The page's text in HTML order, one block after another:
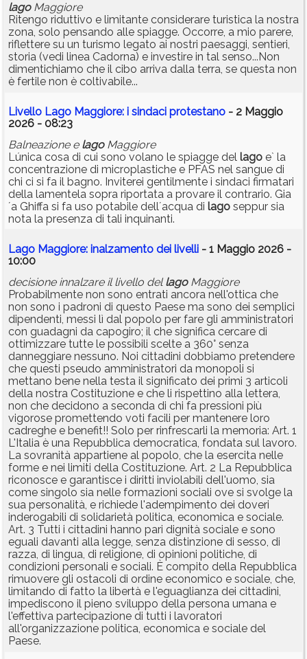
lagoMaggiore
Ritengo riduttivo e limitante considerare turistica la nostra
zona, solo pensando alle spiagge. Occorre, a mio parere,
riflettere su un turismo legato ai nostri paesaggi, sentieri,
storia (vedi linea Cadorna) e investire in tal senso...Non
dimentichiamo che il cibo arriva dalla terra, se questa non
è fertile non è coltivabile...
Livello Lago Maggiore: i sindaci protestano - 2 Maggio
2026 - 08:23
Balneazione e lagoMaggiore
Lúnica cosa di cui sono volano le spiagge del lago e` la
concentrazione di microplastiche e PFAS nel sangue di
chi ci si fa il bagno. Inviterei gentilmente i sindaci firmatari
della lamentela sopra riportata a provare il contrario. Gia
´a Ghiffa si fa uso potabile dell´acqua di lago seppur sia
nota la presenza di tali inquinanti.
Lago Maggiore: inalzamento dei livelli - 1 Maggio 2026 -
10:00
decisione innalzare il livello dellagoMaggiore
Probabilmente non sono entrati ancora nell'ottica che
non sono i padroni di questo Paese ma sono dei semplici
dipendenti, messi lì dal popolo per fare gli amministratori
con guadagni da capogiro; il che significa cercare di
ottimizzare tutte le possibili scelte a 360° senza
danneggiare nessuno. Noi cittadini dobbiamo pretendere
che questi pseudo amministratori da monopoli si
mettano bene nella testa il significato dei primi 3 articoli
della nostra Costituzione e che li rispettino alla lettera,
non che decidono a seconda di chi fa pressioni più
vigorose promettendo voti facili per mantenere loro
cadreghe e benefit!! Solo per rinfrescarli la memoria: Art. 1
L'Italia è una Repubblica democratica, fondata sul lavoro.
La sovranità appartiene al popolo, che la esercita nelle
forme e nei limiti della Costituzione. Art. 2 La Repubblica
riconosce e garantisce i diritti inviolabili dell'uomo, sia
come singolo sia nelle formazioni sociali ove si svolge la
sua personalità, e richiede l'adempimento dei doveri
inderogabili di solidarietà politica, economica e sociale.
Art. 3 Tutti i cittadini hanno pari dignità sociale e sono
eguali davanti alla legge, senza distinzione di sesso, di
razza, di lingua, di religione, di opinioni politiche, di
condizioni personali e sociali. È compito della Repubblica
rimuovere gli ostacoli di ordine economico e sociale, che,
limitando di fatto la libertà e l'eguaglianza dei cittadini,
impediscono il pieno sviluppo della persona umana e
l'effettiva partecipazione di tutti i lavoratori
all'organizzazione politica, economica e sociale del
Paese.